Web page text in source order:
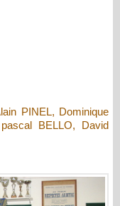
BELLO, David